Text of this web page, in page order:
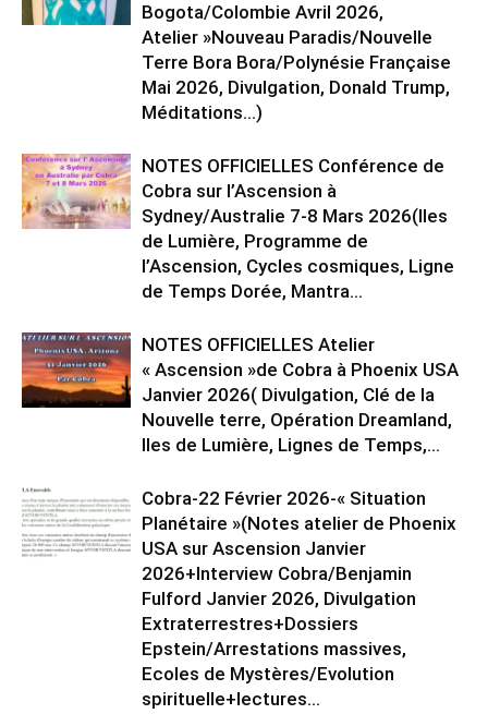
Bogota/Colombie Avril 2026,
Atelier »Nouveau Paradis/Nouvelle
Terre Bora Bora/Polynésie Française
Mai 2026, Divulgation, Donald Trump,
Méditations…)
NOTES OFFICIELLES Conférence de
Cobra sur l’Ascension à
Sydney/Australie 7-8 Mars 2026(Iles
de Lumière, Programme de
l’Ascension, Cycles cosmiques, Ligne
de Temps Dorée, Mantra...
NOTES OFFICIELLES Atelier
« Ascension »de Cobra à Phoenix USA
Janvier 2026( Divulgation, Clé de la
Nouvelle terre, Opération Dreamland,
Iles de Lumière, Lignes de Temps,...
Cobra-22 Février 2026-« Situation
Planétaire »(Notes atelier de Phoenix
USA sur Ascension Janvier
2026+Interview Cobra/Benjamin
Fulford Janvier 2026, Divulgation
Extraterrestres+Dossiers
Epstein/Arrestations massives,
Ecoles de Mystères/Evolution
spirituelle+lectures...